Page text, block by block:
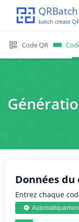
QRBatch
batch create
Code QR
Données du
Entrez chaque